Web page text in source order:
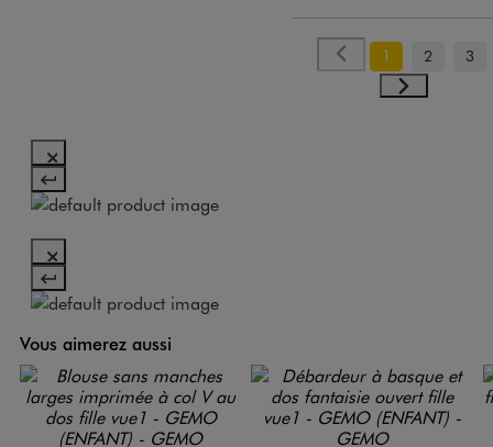
1 2 3
Vous aimerez aussi